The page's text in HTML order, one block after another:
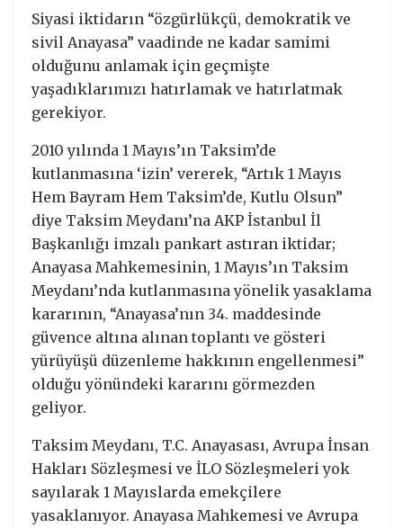
Siyasi iktidarın “özgürlükçü, demokratik ve
sivil Anayasa” vaadinde ne kadar samimi
olduğunu anlamak için geçmişte
yaşadıklarımızı hatırlamak ve hatırlatmak
gerekiyor.
2010 yılında 1 Mayıs’ın Taksim’de
kutlanmasına ‘izin’ vererek, “Artık 1 Mayıs
Hem Bayram Hem Taksim’de, Kutlu Olsun”
diye Taksim Meydanı’na AKP İstanbul İl
Başkanlığı imzalı pankart astıran iktidar;
Anayasa Mahkemesinin, 1 Mayıs’ın Taksim
Meydanı’nda kutlanmasına yönelik yasaklama
kararının, “Anayasa’nın 34. maddesinde
güvence altına alınan toplantı ve gösteri
yürüyüşü düzenleme hakkının engellenmesi”
olduğu yönündeki kararını görmezden
geliyor.
Taksim Meydanı, T.C. Anayasası, Avrupa İnsan
Hakları Sözleşmesi ve İLO Sözleşmeleri yok
sayılarak 1 Mayıslarda emekçilere
yasaklanıyor. Anayasa Mahkemesi ve Avrupa